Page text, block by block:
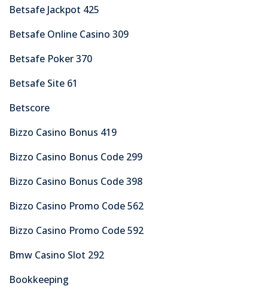
Betsafe Jackpot 425
Betsafe Online Casino 309
Betsafe Poker 370
Betsafe Site 61
Betscore
Bizzo Casino Bonus 419
Bizzo Casino Bonus Code 299
Bizzo Casino Bonus Code 398
Bizzo Casino Promo Code 562
Bizzo Casino Promo Code 592
Bmw Casino Slot 292
Bookkeeping